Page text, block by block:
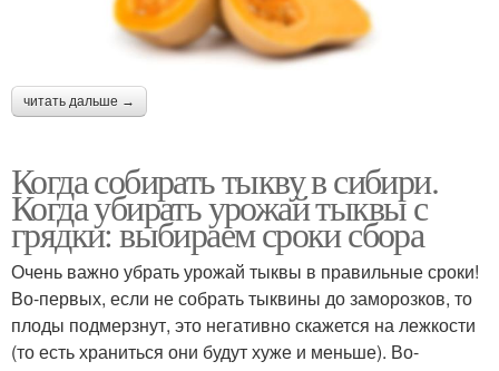
читать дальше →
Когда собирать тыкву в сибири.
Когда убирать урожай тыквы с
грядки: выбираем сроки сбора
Очень важно убрать урожай тыквы в правильные сроки!
Во-первых, если не собрать тыквины до заморозков, то
плоды подмерзнут, это негативно скажется на лежкости
(то есть храниться они будут хуже и меньше). Во-